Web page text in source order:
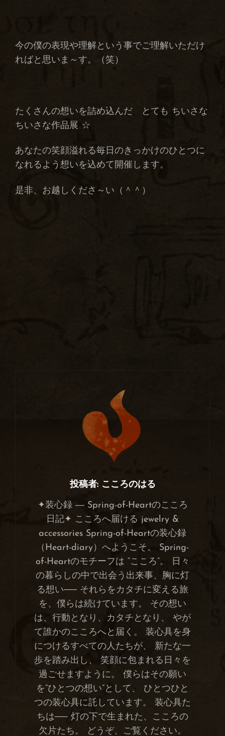
今の僕の表現や理解という事でご理解いただけ
ればと思いま～す。（笑）
たくさんの想いを詰め込んだ とても ちいさな
ちいさな作品展 ☆
あなたの笑顔溢れる毎日のきっかけのひとつに
なれるよう想いを込めて開催します。
是非、お越しくださ～い（＾＾）
投稿者:こころのはる
✦装心録 ― Spring-of-Heartのこころ
日記✦ こころへ届ける jewelry &
accessories Spring-of-Heartの装心録
（Heart-diary）へようこそ。 Spring-
of-Heartのモチーフは “こころ”。 日々
の暮らしの中で出会う出来事、胸に灯
る想い── それらをカタチに変える旅
を、僕らは続けています。 その想い
は、行動となり、カタチとなり、 やが
て誰かのこころへと届く。 装心具を身
につけるすべての人たちが、 新たな一
歩を踏み出し、 笑顔に包まれる日々を
過ごせますように。 僕らはその願い
を“ひとつの想い”として、 ひとつひと
つの装心具に託しています。 装心具た
ちは── 灯の下で生まれた、こころの
欠片たち。 どうぞ、ご覧ください。